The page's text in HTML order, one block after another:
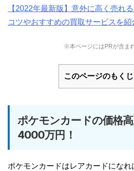
【2022年最新版】意外に高く売れ
コツやおすすめの買取サービスを紹
※本ページにはPRが含まれ
このページのもくじ
ポケモンカードの価格
4000万円！
ポケモンカードはレアカードにな